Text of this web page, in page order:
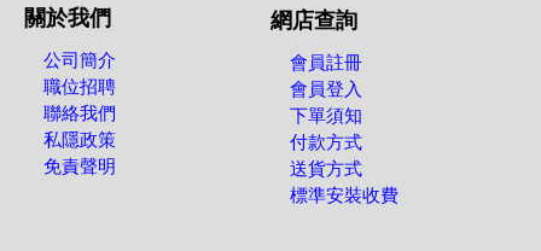
關於我們
公司簡介
職位招聘
聯絡我們
私隱政策
免責聲明
網店查詢
會員註冊
會員登入
下單須知
付款方式
送貨方式
標準安裝收費